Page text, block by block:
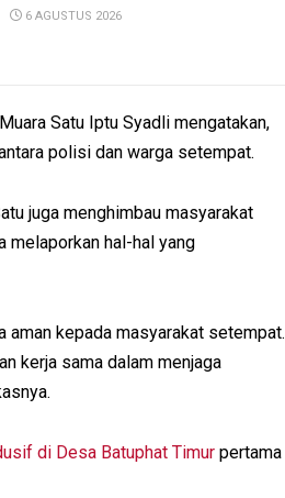
6 AGUSTUS 2026
Satu Iptu Syadli mengatakan,
polisi dan warga setempat.
juga menghimbau masyarakat
melaporkan hal-hal yang
kepada masyarakat setempat.
kerja sama dalam menjaga
di Desa Batuphat Timur pertama